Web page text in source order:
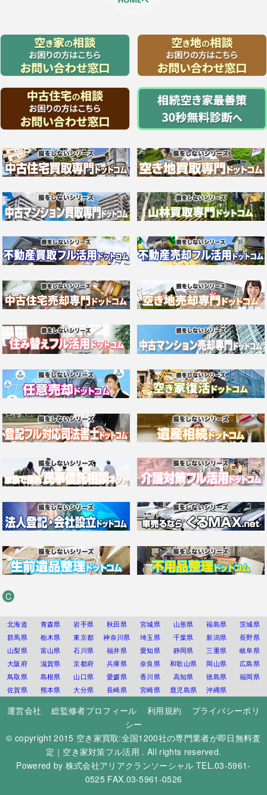
C
北海道 青森県 岩手県 秋田県 宮城県 山形県 福島県
茨城県
群馬県
栃木県 東京都 神奈川県 埼玉県 千葉県 新潟県
長野県
山梨県
富山県 石川県 福井県 愛知県 静岡県 三重県
岐阜県
大阪府
滋賀県 京都府 兵庫県 奈良県 和歌山県 岡山県
広島県
鳥取県
島根県 山口県 愛媛県 香川県 高知県 徳島県
福岡県
佐賀県
熊本県 大分県 長崎県 宮崎県 鹿児島県 沖縄県
運営会社 総監修者プロフィール 利用規約
プライバシーポリ
シー
© copyright 2015 空き家買取:全国1200社の専門業者が即日無料査
定｜空き家対策フル活用 . All rights reserved.
Powered by 株式会社アリアクランソーシャル TEL.03-5961-
0525 FAX.03-5961-0526